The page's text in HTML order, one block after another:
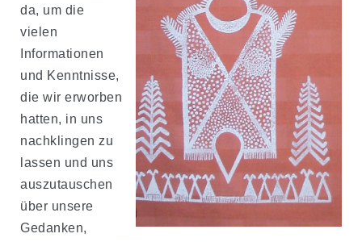
da, um die
vielen
Informationen
und Kenntnisse,
die wir erworben
hatten, in uns
nachklingen zu
lassen und uns
auszutauschen
über unsere
Gedanken,